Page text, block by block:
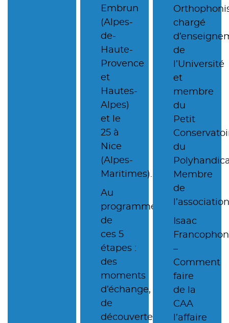
Embrun
(Alpes-
de-
Haute-
Provence
et
Hautes-
Alpes)
et le
25 à
Nice
(Alpes-
Maritimes).
Au
programme
de
ces 5
étapes :
des
moments
d’échange,
de
découverte
chargé
de
l’Université
et
membre
du
Petit
du
Membre
de
Isaac
–
Comment
faire
de la
CAA
l’affaire